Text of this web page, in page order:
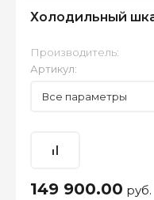
Холодильный
Производитель:
Артикул:
Все параметры
149 900.00 руб.